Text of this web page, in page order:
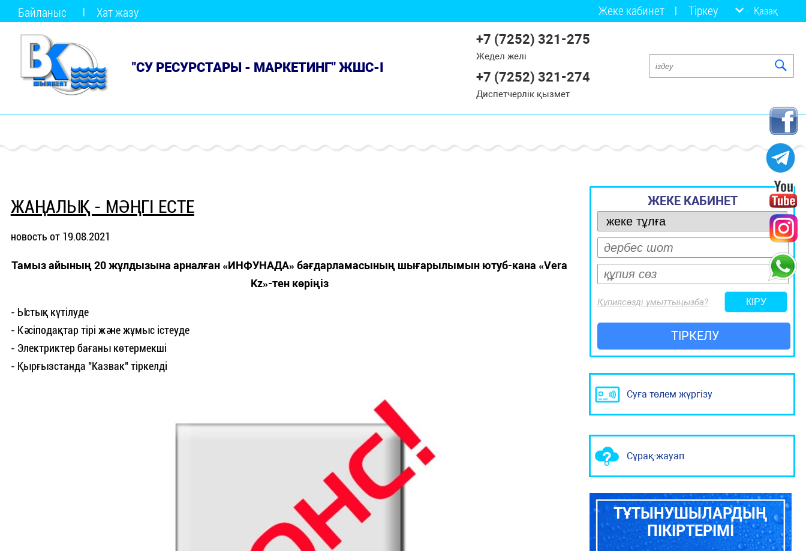
Байланыс Хат жазу Жеке кабинет Тіркеу Қазақ
"СУ РЕСУРСТАРЫ - МАРКЕТИНГ" ЖШС-І
+7 (7252) 321-275
Жедел желі
+7 (7252) 321-274
Диспетчерлік қызмет
ЖАҢАЛЫҚ - МӘҢГІ ЕСТЕ
новость от 19.08.2021
Тамыз айының 20 жұлдызына арналған «ИНФУНАДА» бағдарламасының шығарылымын ютуб-кана «Vera
Kz»-тен көріңіз
- Ыстық күтілуде
- Кәсіподақтар тірі және жұмыс істеуде
- Электриктер бағаны көтермекші
- Қырғызстанда "Казвак" тіркелді
ЖЕКЕ КАБИНЕТ
Құпиясөзді ұмыттыңызба?
ТІРКЕЛУ
Суға төлем жүргізу
Сұрақ-жауап
ТҰТЫНУШЫЛАРДЫҢ
ПІКІРТЕРІМІ